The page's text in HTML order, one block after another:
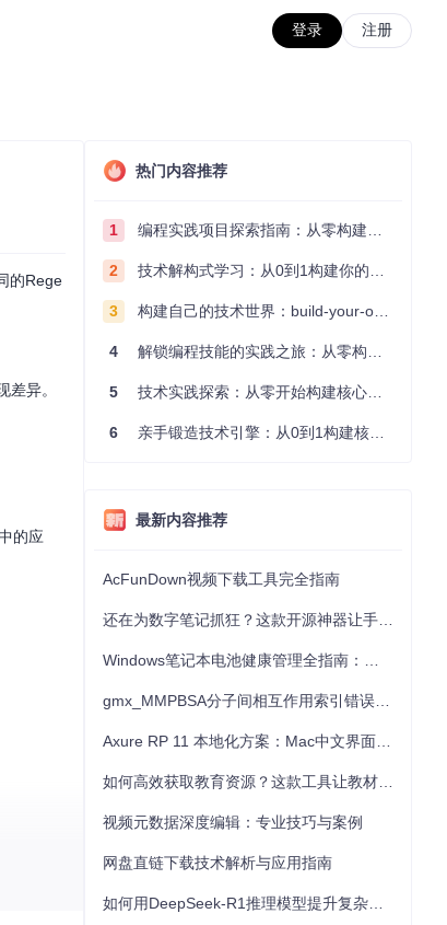
登录 注册
的Rege
异。
的应
热门内容推荐
1 编程实践项目探索指南：从零构建技术能力体系
2 技术解构式学习：从0到1构建你的编程知识体系
3 构建自己的技术世界：build-your-own-x项目的实践探索指南
4 解锁编程技能的实践之旅：从零构建你的技术世界
5 技术实践探索：从零开始构建核心系统的实践指南
6 亲手锻造技术引擎：从0到1构建核心系统的实践指南
最新内容推荐
AcFunDown视频下载工具完全指南
视频元数据深度编辑：专业技巧与案例
网盘直链下载技术解析与应用指南